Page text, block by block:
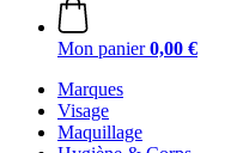
Mon panier 0,00 €
Marques
Visage
Maquillage